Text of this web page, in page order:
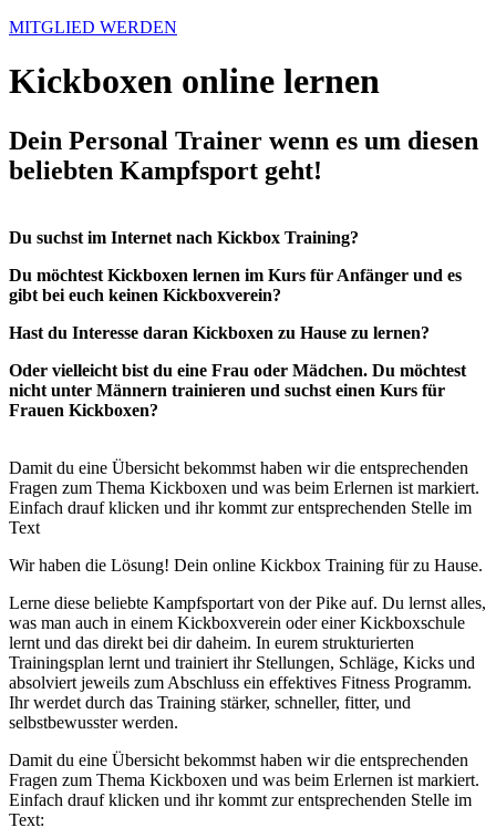
MITGLIED WERDEN
Kickboxen online lernen
Dein Personal Trainer wenn es um diesen
beliebten Kampfsport geht!
Du suchst im Internet nach Kickbox Training?
Du möchtest Kickboxen lernen im Kurs für Anfänger und es
gibt bei euch keinen Kickboxverein?
Hast du Interesse daran Kickboxen zu Hause zu lernen?
Oder vielleicht bist du eine Frau oder Mädchen. Du möchtest
nicht unter Männern trainieren und suchst einen Kurs für
Frauen Kickboxen?
Damit du eine Übersicht bekommst haben wir die entsprechenden
Fragen zum Thema Kickboxen und was beim Erlernen ist markiert.
Einfach drauf klicken und ihr kommt zur entsprechenden Stelle im
Text
Wir haben die Lösung! Dein online Kickbox Training für zu Hause.
Lerne diese beliebte Kampfsportart von der Pike auf. Du lernst alles,
was man auch in einem Kickboxverein oder einer Kickboxschule
lernt und das direkt bei dir daheim. In eurem strukturierten
Trainingsplan lernt und trainiert ihr Stellungen, Schläge, Kicks und
absolviert jeweils zum Abschluss ein effektives Fitness Programm.
Ihr werdet durch das Training stärker, schneller, fitter, und
selbstbewusster werden.
Damit du eine Übersicht bekommst haben wir die entsprechenden
Fragen zum Thema Kickboxen und was beim Erlernen ist markiert.
Einfach drauf klicken und ihr kommt zur entsprechenden Stelle im
Text: